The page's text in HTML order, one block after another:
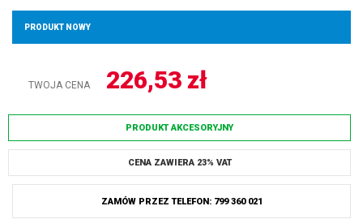
PRODUKT NOWY
TWOJA CENA 226,53 zł
PRODUKT AKCESORYJNY
CENA ZAWIERA 23% VAT
ZAMÓW PRZEZ TELEFON: 799 360 021